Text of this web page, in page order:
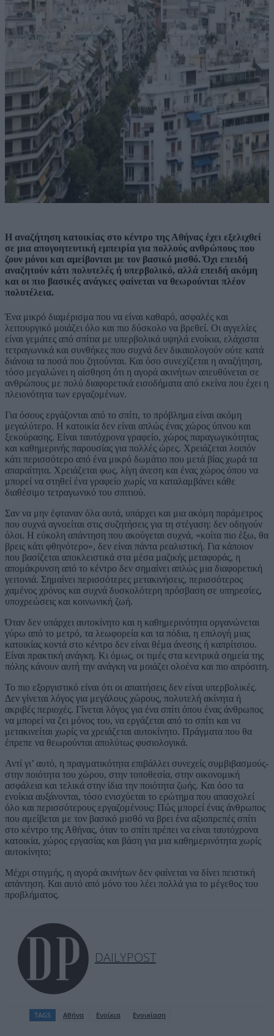
Η αναζήτηση κατοικίας στο κέντρο της Αθήνας έχει εξελιχθεί
σε μια απογοητευτική εμπειρία για πολλούς ανθρώπους που
ζουν μόνοι και αμείβονται με τον βασικό μισθό. Όχι επειδή
αναζητούν κάτι πολυτελές ή υπερβολικό, αλλά επειδή ακόμη
και οι πιο βασικές ανάγκες φαίνεται να θεωρούνται πλέον
πολυτέλεια.
Ένα μικρό διαμέρισμα που να είναι καθαρό, ασφαλές και
λειτουργικό μοιάζει όλο και πιο δύσκολο να βρεθεί. Οι αγγελίες
είναι γεμάτες από σπίτια με υπερβολικά υψηλά ενοίκια, ελάχιστα
τετραγωνικά και συνθήκες που συχνά δεν δικαιολογούν ούτε κατά
διάνοια τα ποσά που ζητούνται. Και όσο συνεχίζεται η αναζήτηση,
τόσο μεγαλώνει η αίσθηση ότι η αγορά ακινήτων απευθύνεται σε
ανθρώπους με πολύ διαφορετικά εισοδήματα από εκείνα που έχει η
πλειονότητα των εργαζομένων.
Για όσους εργάζονται από το σπίτι, το πρόβλημα είναι ακόμη
μεγαλύτερο. Η κατοικία δεν είναι απλώς ένας χώρος ύπνου και
ξεκούρασης. Είναι ταυτόχρονα γραφείο, χώρος παραγωγικότητας
και καθημερινής παρουσίας για πολλές ώρες. Χρειάζεται λοιπόν
κάτι περισσότερο από ένα μικρό δωμάτιο που μετά βίας χωρά τα
απαραίτητα. Χρειάζεται φως, λίγη άνεση και ένας χώρος όπου να
μπορεί να στηθεί ένα γραφείο χωρίς να καταλαμβάνει κάθε
διαθέσιμο τετραγωνικό του σπιτιού.
Σαν να μην έφταναν όλα αυτά, υπάρχει και μια ακόμη παράμετρος
που συχνά αγνοείται στις συζητήσεις για τη στέγαση: δεν οδηγούν
όλοι. Η εύκολη απάντηση που ακούγεται συχνά, «κοίτα πιο έξω, θα
βρεις κάτι φθηνότερο», δεν είναι πάντα ρεαλιστική. Για κάποιον
που βασίζεται αποκλειστικά στα μέσα μαζικής μεταφοράς, η
απομάκρυνση από το κέντρο δεν σημαίνει απλώς μια διαφορετική
γειτονιά. Σημαίνει περισσότερες μετακινήσεις, περισσότερος
χαμένος χρόνος και συχνά δυσκολότερη πρόσβαση σε υπηρεσίες,
υποχρεώσεις και κοινωνική ζωή.
Όταν δεν υπάρχει αυτοκίνητο και η καθημερινότητα οργανώνεται
γύρω από το μετρό, τα λεωφορεία και τα πόδια, η επιλογή μιας
κατοικίας κοντά στο κέντρο δεν είναι θέμα άνεσης ή καπρίτσιου.
Είναι πρακτική ανάγκη. Κι όμως, οι τιμές στα κεντρικά σημεία της
πόλης κάνουν αυτή την ανάγκη να μοιάζει ολοένα και πιο απρόσιτη.
Το πιο εξοργιστικό είναι ότι οι απαιτήσεις δεν είναι υπερβολικές.
Δεν γίνεται λόγος για μεγάλους χώρους, πολυτελή ακίνητα ή
ακριβές περιοχές. Γίνεται λόγος για ένα σπίτι όπου ένας άνθρωπος
να μπορεί να ζει μόνος του, να εργάζεται από το σπίτι και να
μετακινείται χωρίς να χρειάζεται αυτοκίνητο. Πράγματα που θα
έπρεπε να θεωρούνται απολύτως φυσιολογικά.
Αντί γι’ αυτό, η πραγματικότητα επιβάλλει συνεχείς συμβιβασμούς-
στην ποιότητα του χώρου, στην τοποθεσία, στην οικονομική
ασφάλεια και τελικά στην ίδια την ποιότητα ζωής. Και όσο τα
ενοίκια αυξάνονται, τόσο ενισχύεται το ερώτημα που απασχολεί
όλο και περισσότερους εργαζομένους: Πώς μπορεί ένας άνθρωπος
που αμείβεται με τον βασικό μισθό να βρει ένα αξιοπρεπές σπίτι
στο κέντρο της Αθήνας, όταν το σπίτι πρέπει να είναι ταυτόχρονα
κατοικία, χώρος εργασίας και βάση για μια καθημερινότητα χωρίς
αυτοκίνητο;
Μέχρι στιγμής, η αγορά ακινήτων δεν φαίνεται να δίνει πειστική
απάντηση. Και αυτό από μόνο του λέει πολλά για το μέγεθος του
προβλήματος.
DAILYPOST
TAGS Αθήνα Ενοίκια Ενοικίαση